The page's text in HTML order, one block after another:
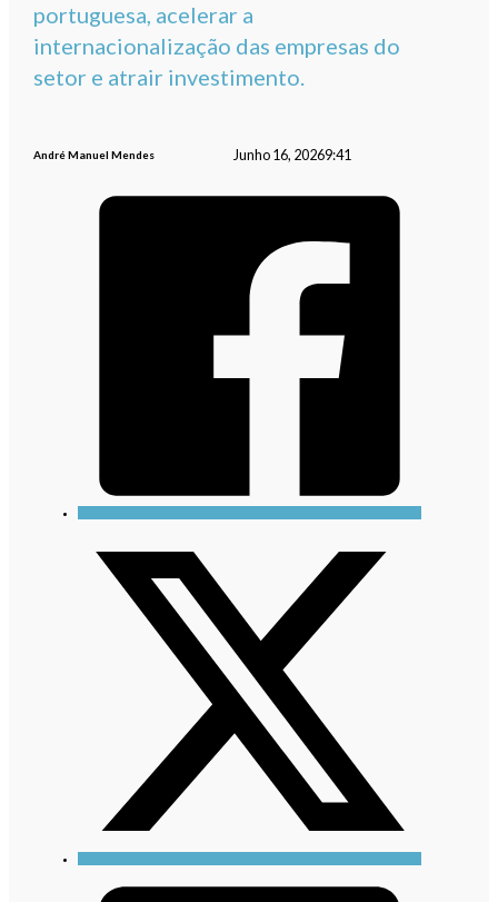
portuguesa, acelerar a
internacionalização das empresas do
setor e atrair investimento.
André Manuel Mendes Junho 16, 20269:41